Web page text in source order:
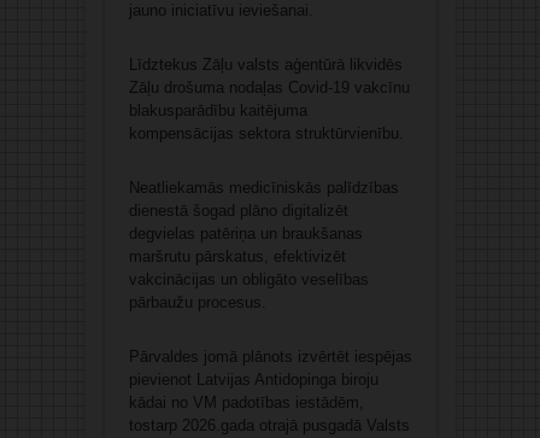
jauno iniciatīvu ieviešanai.
Līdztekus Zāļu valsts aģentūrā likvidēs
Zāļu drošuma nodaļas Covid-19 vakcīnu
blakusparādību kaitējuma
kompensācijas sektora struktūrvienību.
Neatliekamās medicīniskās palīdzības
dienestā šogad plāno digitalizēt
degvielas patēriņa un braukšanas
maršrutu pārskatus, efektivizēt
vakcinācijas un obligāto veselības
pārbaužu procesus.
Pārvaldes jomā plānots izvērtēt iespējas
pievienot Latvijas Antidopinga biroju
kādai no VM padotības iestādēm,
tostarp 2026.gada otrajā pusgadā Valsts